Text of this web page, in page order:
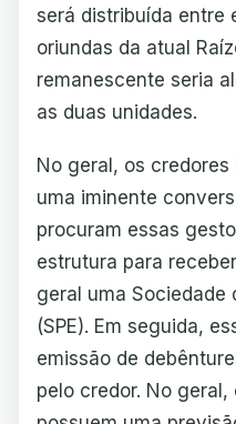
será distribuída entre
oriundas da atual
remanescente seria
as duas unidades.
No geral, os
uma iminente
procuram essas
estrutura para
geral uma Sociedade
(SPE). Em seguida,
emissão de
pelo credor. No